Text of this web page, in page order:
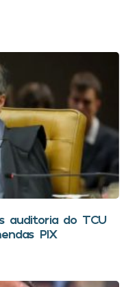
auditoria do TCU
PIX